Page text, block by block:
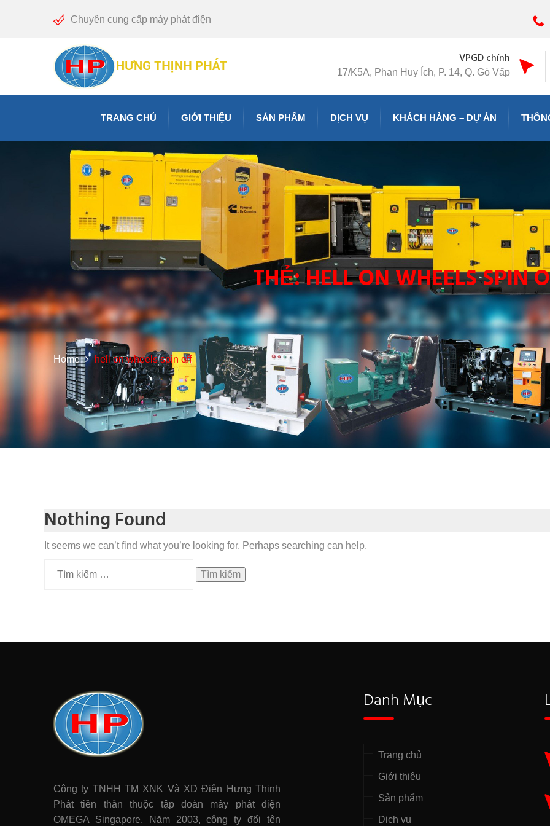
Chuyên cung cấp máy phát điện
VPGD chính
17/K5A, Phan Huy Ích, P. 14, Q. Gò Vấp
TRANG CHỦ GIỚI THIỆU SẢN PHẨM DỊCH VỤ KHÁCH HÀNG – DỰ ÁN
THẺ:HELL ON WHEELS SPIN
Home hell on wheels spin off
Nothing Found
It seems we can’t find what you’re looking for. Perhaps searching can help.
Công ty TNHH TM XNK Và XD Điện Hưng Thịnh
Phát tiền thân thuộc tập đoàn máy phát điện
OMEGA Singapore. Năm 2003, công ty đổi tên
Danh Mục
Trang chủ
Giới thiệu
Sản phẩm
Dịch vụ